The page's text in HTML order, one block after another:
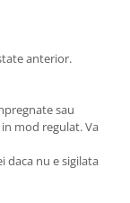
anterior.
sau
mod regulat. Va
daca nu e sigilata